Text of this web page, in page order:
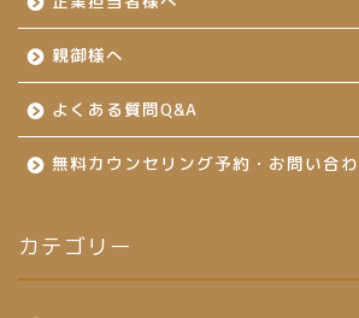
親御様へ
よくある質問Q&A
無料カウンセリング予約・お問い合
カテゴリー